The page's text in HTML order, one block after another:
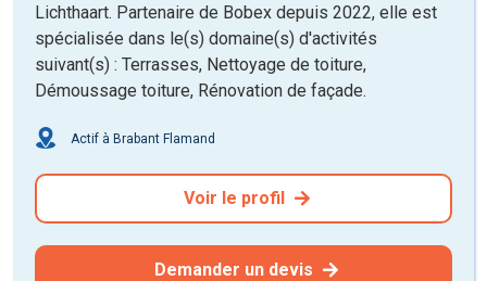
Lichthaart. Partenaire de Bobex depuis 2022, elle est
spécialisée dans le(s) domaine(s) d'activités
suivant(s) : Terrasses, Nettoyage de toiture,
Démoussage toiture, Rénovation de façade.
Actif à Brabant Flamand
Voir le profil
Demander un devis